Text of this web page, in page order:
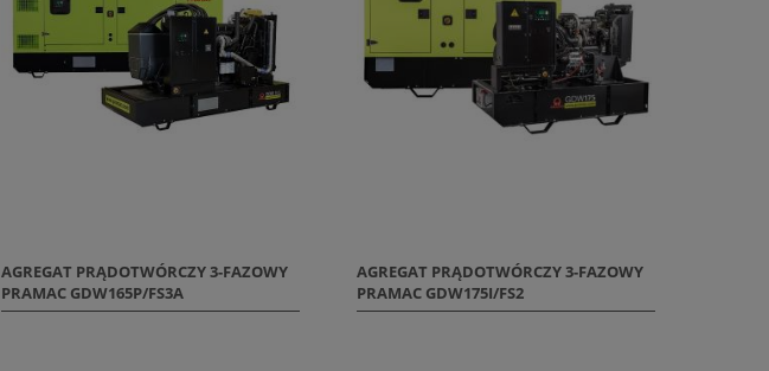
AGREGAT PRĄDOTWÓRCZY 3-FAZOWY
PRAMAC GDW165P/FS3A
AGREGAT PRĄDOTWÓRCZY 3-FAZOWY
PRAMAC GDW175I/FS2